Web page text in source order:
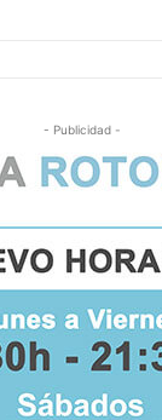
- Publicidad -